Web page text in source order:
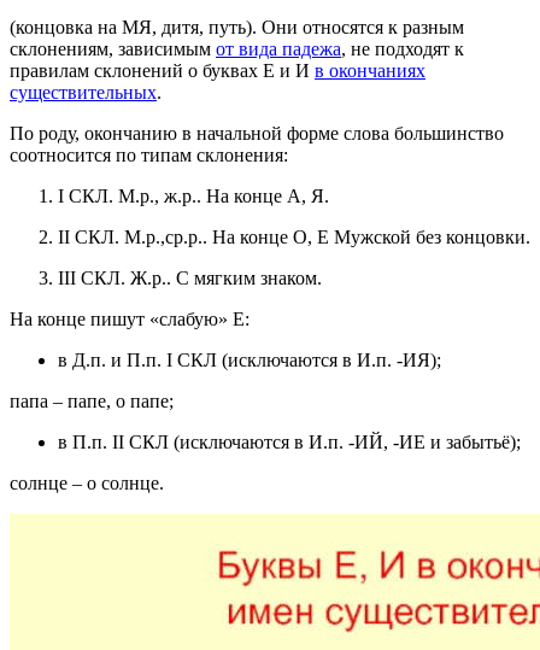
(концовка на МЯ, дитя, путь). Они относятся к разным
склонениям, зависимым от вида падежа, не подходят к
правилам склонений о буквах Е и И в окончаниях
существительных.
По роду, окончанию в начальной форме слова большинство
соотносится по типам склонения:
I СКЛ. М.р., ж.р.. На конце A, Я.
II СКЛ. М.р.,ср.р.. На конце O, E Мужской без концовки.
III СКЛ. Ж.р.. С мягким знаком.
На конце пишут «слабую» Е:
в Д.п. и П.п. I СКЛ (исключаются в И.п. -ИЯ);
папа – папе, о папе;
в П.п. II СКЛ (исключаются в И.п. -ИЙ, -ИЕ и забытьё);
солнце – о солнце.